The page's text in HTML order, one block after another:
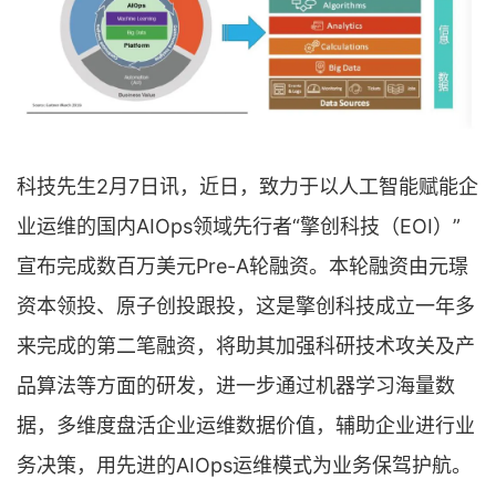
科技先生2月7日讯，近日，致力于以人工智能赋能企
业运维的国内AIOps领域先行者“擎创科技（EOI）”
宣布完成数百万美元Pre-A轮融资。本轮融资由元璟
资本领投、原子创投跟投，这是擎创科技成立一年多
来完成的第二笔融资，将助其加强科研技术攻关及产
品算法等方面的研发，进一步通过机器学习海量数
据，多维度盘活企业运维数据价值，辅助企业进行业
务决策，用先进的AIOps运维模式为业务保驾护航。